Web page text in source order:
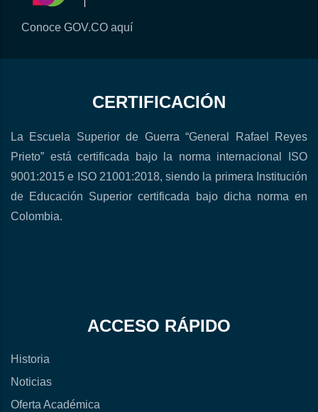
Conoce GOV.CO aquí
CERTIFICACIÓN
La Escuela Superior de Guerra “General Rafael Reyes
Prieto” está certificada bajo la norma internacional ISO
9001:2015 e ISO 21001:2018, siendo la primera Institución
de Educación Superior certificada bajo dicha norma en
Colombia.
ACCESO RÁPIDO
Historia
Noticias
Oferta Académica